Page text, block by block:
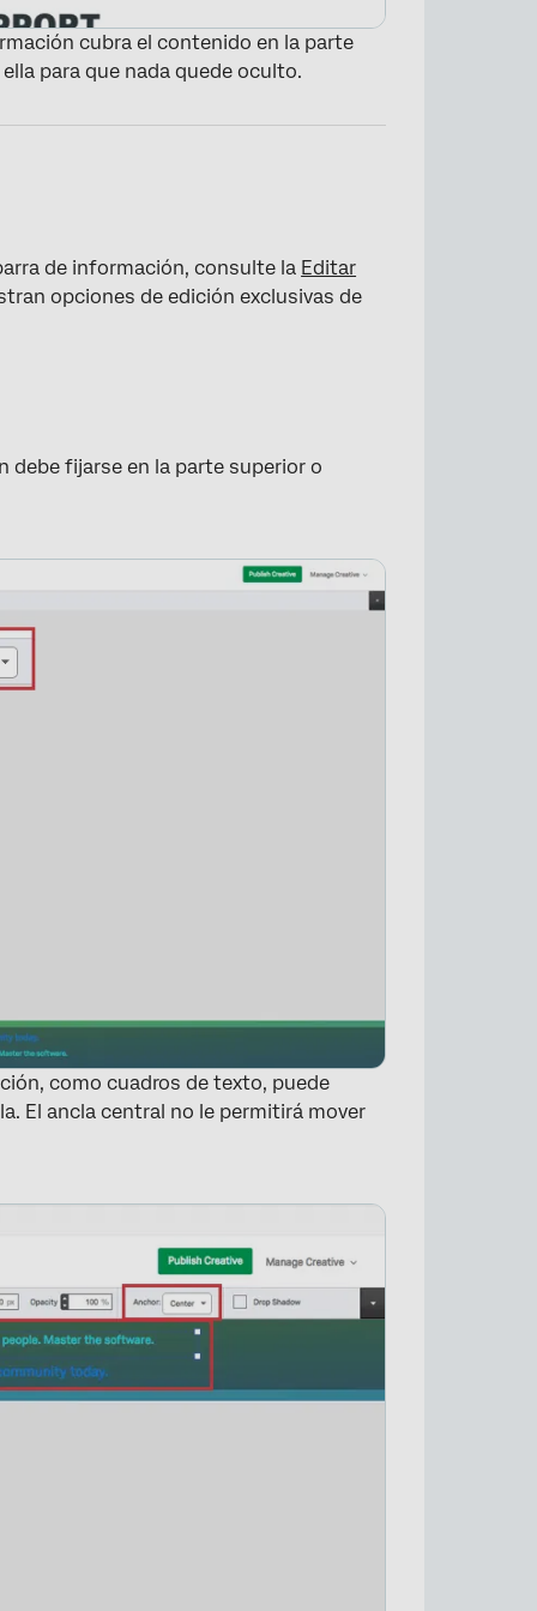
cubra el contenido en la parte
para que nada quede oculto.
de información, consulte la Editar
opciones de edición exclusivas de
debe fijarse en la parte superior o
como cuadros de texto, puede
El ancla central no le permitirá mover